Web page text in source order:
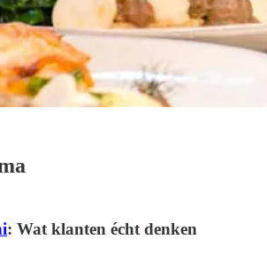
: Wat klanten écht denken